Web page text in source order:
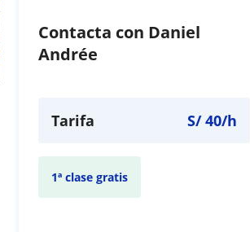
Contacta con Daniel
Andrée
Tarifa S/40/h
1ª clase gratis